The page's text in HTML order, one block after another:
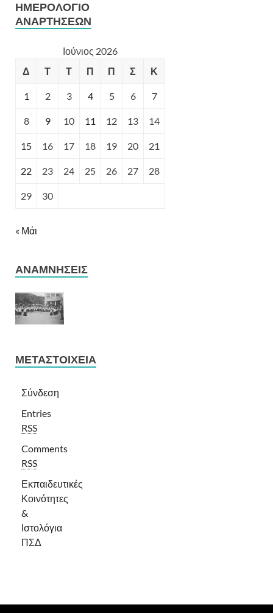
ΗΜΕΡΟΛΌΓΙΟ
ΑΝΑΡΤΉΣΕΩΝ
Ιούνιος 2026
Δ
Τ Τ Π Π Σ Κ
1 2 3 4 5 6 7
8 9 10 11 12 13 14
15 16 17 18 19 20 21
22 23 24 25 26 27 28
29 30
« Μάι
ΑΝΑΜΝΉΣΕΙΣ
ΜΕΤΑΣΤΟΙΧΕΊΑ
Σύνδεση
Entries
RSS
Comments
RSS
Εκπαιδευτικές
Κοινότητες
&
Ιστολόγια
ΠΣΔ